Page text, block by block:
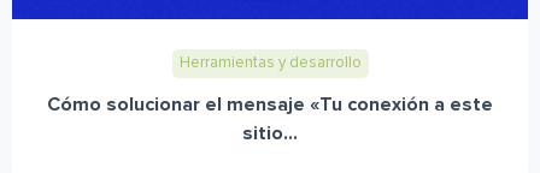
Herramientas y desarrollo
Cómo solucionar el mensaje «Tu conexión a este
sitio...